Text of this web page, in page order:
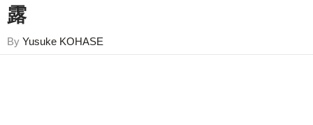
露
By Yusuke KOHASE